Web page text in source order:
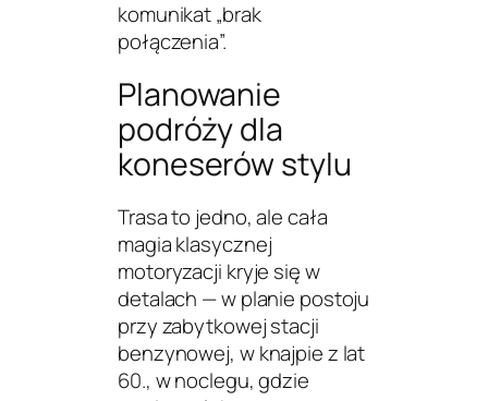
komunikat „brak
połączenia”.
Planowanie
podróży dla
koneserów stylu
Trasa to jedno, ale cała
magia klasycznej
motoryzacji kryje się w
detalach — w planie postoju
przy zabytkowej stacji
benzynowej, w knajpie z lat
60., w noclegu, gdzie